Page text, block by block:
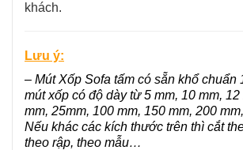
khách.
Lưu ý:
– Mút Xốp Sofa tấm có sẵn khổ chuẩn
mút xốp có độ dày từ 5 mm, 10 mm,
mm, 25mm, 100 mm, 150 mm, 200
Nếu khác các kích thước trên thì cắt
theo rập, theo mẫu…